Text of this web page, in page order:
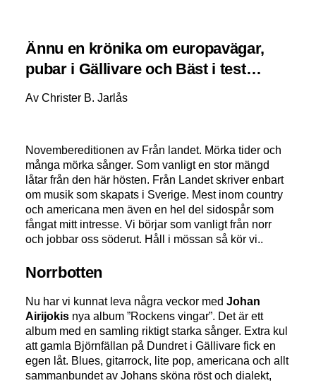
Ännu en krönika om europavägar,
pubar i Gällivare och Bäst i test…
Av Christer B. Jarlås
Novembereditionen av Från landet. Mörka tider och
många mörka sånger. Som vanligt en stor mängd
låtar från den här hösten. Från Landet skriver enbart
om musik som skapats i Sverige. Mest inom country
och americana men även en hel del sidospår som
fångat mitt intresse. Vi börjar som vanligt från norr
och jobbar oss söderut. Håll i mössan så kör vi..
Norrbotten
Nu har vi kunnat leva några veckor medJohan
Airijokis nya album ”Rockens vingar”. Det är ett
album med en samling riktigt starka sånger. Extra kul
att gamla Björnfällan på Dundret i Gällivare fick en
egen låt. Blues, gitarrock, lite pop, americana och allt
sammanbundet av Johans sköna röst och dialekt,